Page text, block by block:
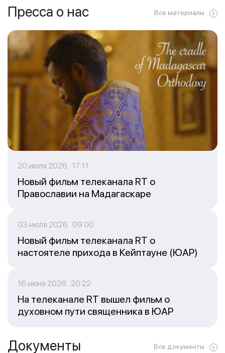
Пресса о нас Все материалы
20 июля 2026 17:11
Новый фильм телеканала RT о
Православии на Мадагаскаре
03 июля 2026 09:00
Новый фильм телеканала RT о
настоятеле прихода в Кейптауне (ЮАР)
16 июня 2026 20:22
На телеканале RT вышел фильм о
духовном пути священника в ЮАР
Документы Все документы